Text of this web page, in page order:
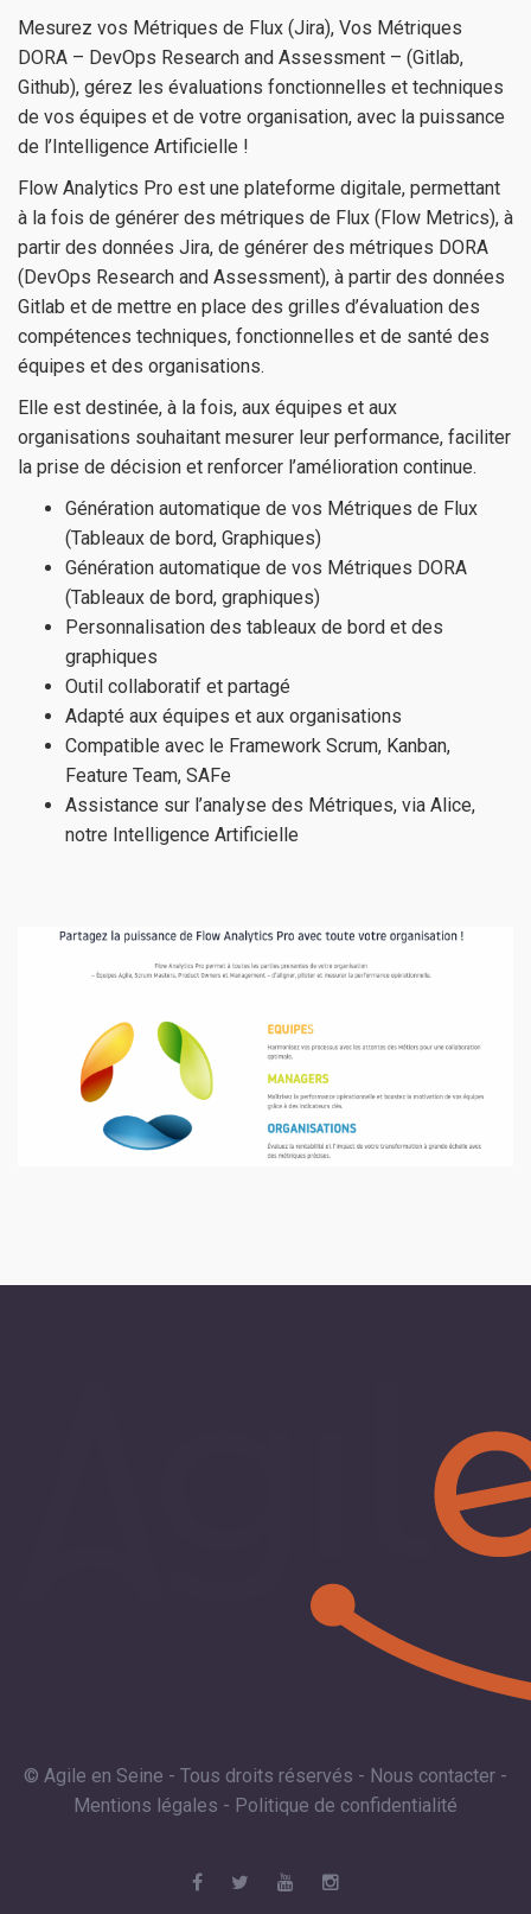
Mesurez vos Métriques de Flux (Jira), Vos Métriques
DORA – DevOps Research and Assessment – (Gitlab,
Github), gérez les évaluations fonctionnelles et techniques
de vos équipes et de votre organisation, avec la puissance
de l’Intelligence Artificielle !
Flow Analytics Pro est une plateforme digitale, permettant
à la fois de générer des métriques de Flux (Flow Metrics), à
partir des données Jira, de générer des métriques DORA
(DevOps Research and Assessment), à partir des données
Gitlab et de mettre en place des grilles d’évaluation des
compétences techniques, fonctionnelles et de santé des
équipes et des organisations.
Elle est destinée, à la fois, aux équipes et aux
organisations souhaitant mesurer leur performance, faciliter
la prise de décision et renforcer l’amélioration continue.
Génération automatique de vos Métriques de Flux
(Tableaux de bord, Graphiques)
Génération automatique de vos Métriques DORA
(Tableaux de bord, graphiques)
Personnalisation des tableaux de bord et des
graphiques
Outil collaboratif et partagé
Adapté aux équipes et aux organisations
Compatible avec le Framework Scrum, Kanban,
Feature Team, SAFe
Assistance sur l’analyse des Métriques, via Alice,
notre Intelligence Artificielle
© Agile en Seine - Tous droits réservés - Nous contacter -
Mentions légales - Politique de confidentialité